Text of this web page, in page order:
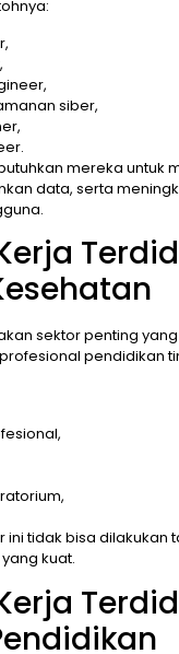
siber,
mereka untuk
data, serta
sektor penting
pendidikan
ini tidak bisa dilakukan
kuat.